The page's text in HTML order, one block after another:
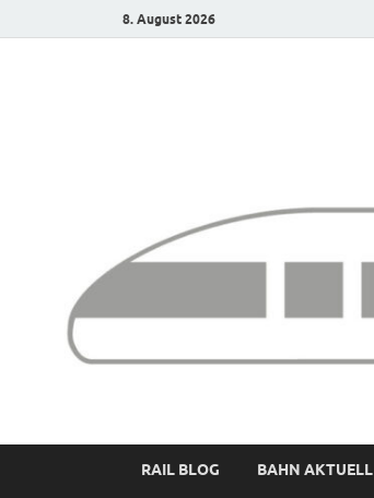
8. August 2026
RAIL BLOG BAHN AKTUELL